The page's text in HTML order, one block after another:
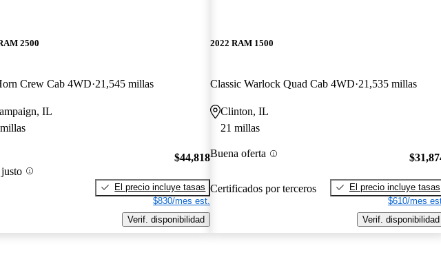
2500
Crew Cab 4WD 21,545 millas
IL
$44,818
El precio incluye tasas
$830/mes est.
Verif. disponibilidad
2022 RAM 1500
Classic Warlock Quad Cab 4WD 21,535 millas
Clinton, IL
21 millas
Buena oferta
Certificados por terceros
El precio incluye tasas
$610/mes
Verif. disponibilidad